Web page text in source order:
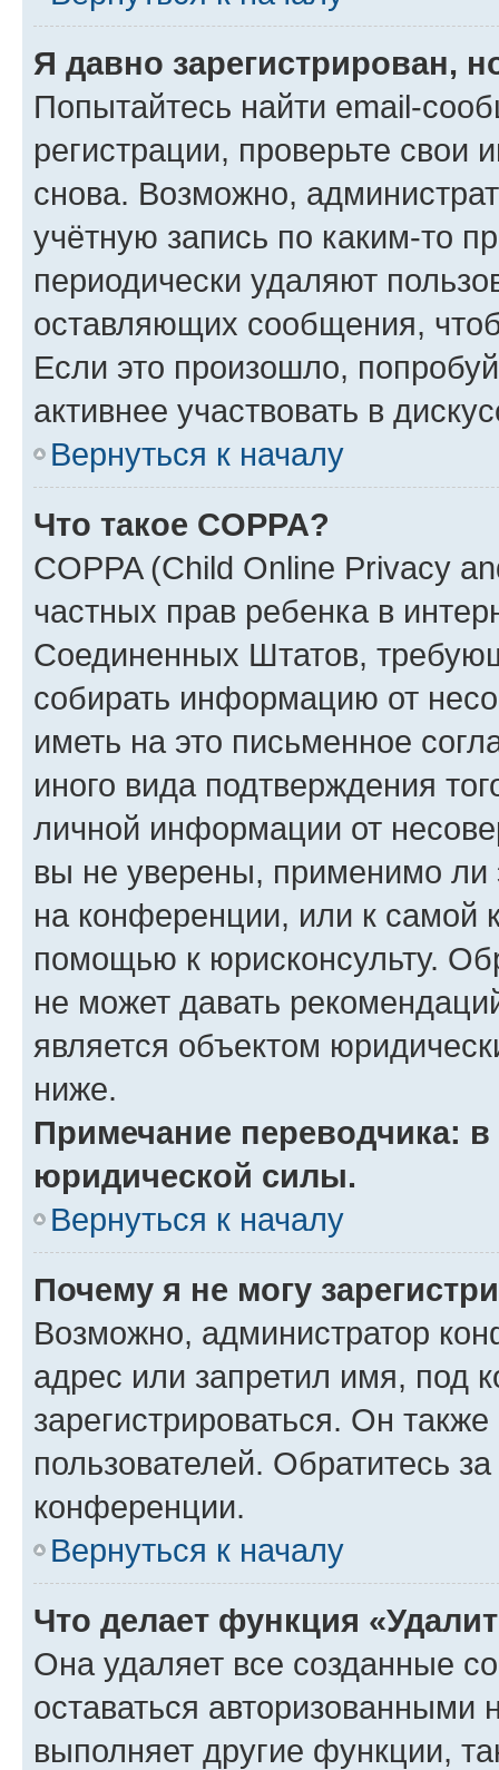
Я давно зарегистрирован,
Попытайтесь найти email-
регистрации, проверьте свои
снова. Возможно,
учётную запись по каким-то
периодически удаляют
оставляющих сообщения,
Если это произошло,
активнее участвовать в
Вернуться к началу
Что такое COPPA?
COPPA (Child Online Privacy
частных прав ребенка в
Соединенных Штатов,
собирать информацию от
иметь на это письменное
иного вида подтверждения
личной информации от
вы не уверены, применимо ли
на конференции, или к самой
помощью к юрисконсульту.
не может давать
является объектом
ниже.
Примечание переводчика:
юридической силы.
Вернуться к началу
Почему я не могу
Возможно, администратор
адрес или запретил имя, под
зарегистрироваться. Он
пользователей. Обратитесь
конференции.
Вернуться к началу
Что делает функция
Она удаляет все созданные
оставаться авторизованными
выполняет другие функции,